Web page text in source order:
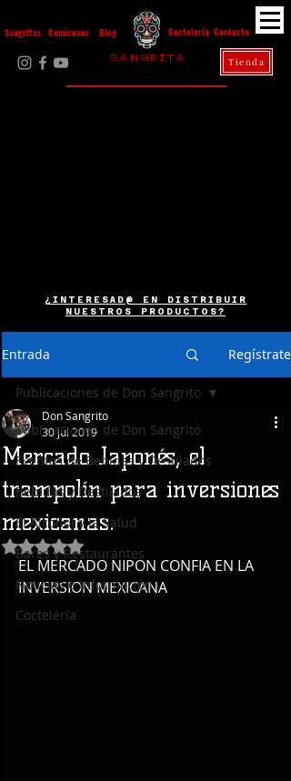
Sangritas Conócenos Contacto
Blog Coctelería
Tienda
S A N G R I T A
¿INTERESAD@ EN DISTRIBUIR
NUESTROS PRODUCTOS?
Entrada Regístrate
Publicaciones de Don Sangrito
Eventos de Bebidas y Destilados
Bebidas y Destilados
El Alcohol y la Salud
Bares y Restaurantes
Noticias e Información
Coctelería
Publicaciones de Don Sangrito
Mercado Japonés, el
trampolín para inversiones
mexicanas.
Don Sangrito
30 jul 2019
Obtuvo NaN de 5 estrellas.
EL MERCADO NIPON CONFIA EN LA
INVERSION MEXICANA